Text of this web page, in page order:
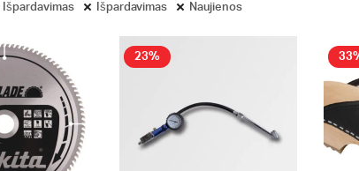
Išpardavimas Išpardavimas Naujienos
23%